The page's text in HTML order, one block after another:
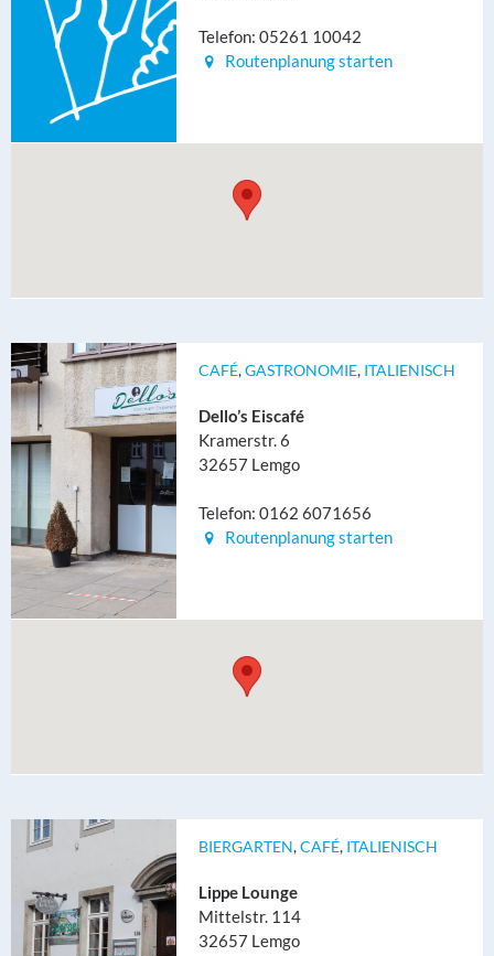
Telefon: 05261 10042
Routenplanung starten
CAFÉ,GASTRONOMIE, ITALIENISCH
Dello’s Eiscafé
Kramerstr. 6
32657 Lemgo
Telefon: 0162 6071656
Routenplanung starten
BIERGARTEN,CAFÉ, ITALIENISCH
Lippe Lounge
Mittelstr. 114
32657 Lemgo